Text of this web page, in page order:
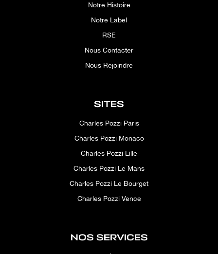
Notre Histoire
Notre Label
RSE
Nous Contacter
Nous Rejoindre
SITES
Charles Pozzi Paris
Charles Pozzi Monaco
Charles Pozzi Lille
Charles Pozzi Le Mans
Charles Pozzi Le Bourget
Charles Pozzi Vence
NOS SERVICES